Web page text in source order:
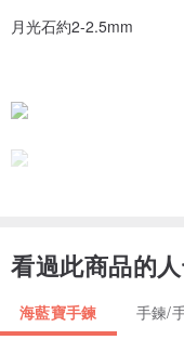
月光石約2-2.5mm
看過此商品的
海藍寶手鍊 手鍊/